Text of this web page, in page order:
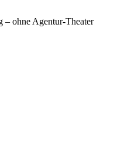
– ohne Agentur-Theater